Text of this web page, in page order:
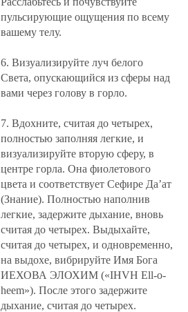
пульсирующие ощущения по всему
вашему телу.
6. Визуализируйте луч белого
Света, опускающийся из сферы над
вами через голову в горло.
7. Вдохните, считая до четырех,
полностью заполняя легкие, и
визуализируйте вторую сферу, в
центре горла. Она фиолетового
цвета и соответствует Сефире Да’ат
(Знание). Полностью наполнив
легкие, задержите дыхание, вновь
считая до четырех. Выдыхайте,
считая до четырех, и одновременно,
на выдохе, вибрируйте Имя Бога
ИЕХОВА ЭЛОХИМ («IHVH Ell-o-
heem»). После этого задержите
дыхание, считая до четырех.